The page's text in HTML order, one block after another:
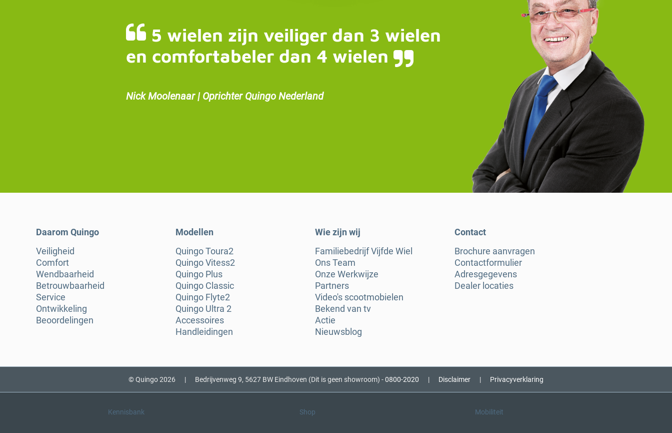
5 wielen zijn veiliger dan 3 wielen
en comfortabeler dan 4 wielen
Nick Moolenaar | Oprichter Quingo Nederland
Daarom Quingo
Veiligheid
Comfort
Wendbaarheid
Betrouwbaarheid
Service
Ontwikkeling
Beoordelingen
Modellen
Quingo Toura2
Quingo Vitess2
Quingo Plus
Quingo Classic
Quingo Flyte2
Quingo Ultra 2
Accessoires
Handleidingen
Wie zijn wij
Familiebedrijf Vijfde Wiel
Ons Team
Onze Werkwijze
Partners
Video's scootmobielen
Bekend van tv
Actie
Nieuwsblog
Contact
Brochure aanvragen
Contactformulier
Adresgegevens
Dealer locaties
© Quingo 2026 | Bedrijvenweg 9, 5627 BW Eindhoven (Dit is geen showroom) -0800-2020 | Disclaimer | Privacyverklaring
Kennisbank Shop Mobiliteit